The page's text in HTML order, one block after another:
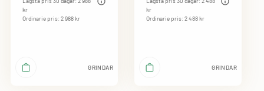
kr
Ordinarie pris: 2 988 kr
GRINDAR
kr
Ordinarie pris: 2 488 kr
GRINDAR